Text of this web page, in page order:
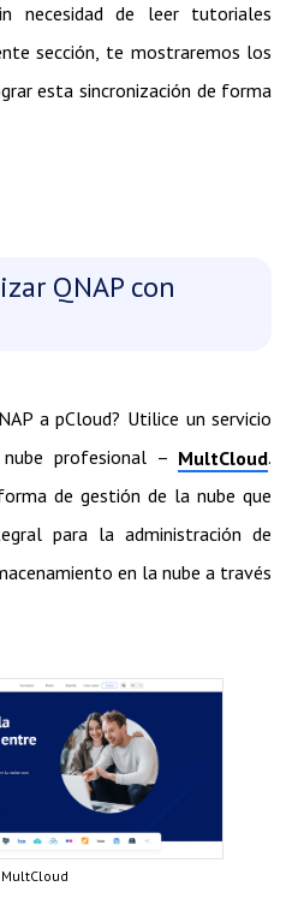
necesidad de leer tutoriales
sección, te mostraremos los
esta sincronización de forma
QNAP con
a pCloud? Utilice un servicio
profesional – MultCloud.
de gestión de la nube que
para la administración de
en la nube a través
MultCloud